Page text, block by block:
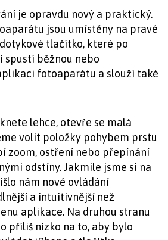
je opravdu nový a praktický.
jsou umístěny na pravé
tlačítko, které po
spustí běžnou nebo
fotoaparátu a slouží také
lehce, otevře se malá
volit položky pohybem prstu
zoom, ostření nebo přepínání
odstíny. Jakmile jsme si na
nám nové ovládání
a intuitivnější než
aplikace. Na druhou stranu
příliš nízko na to, aby bylo